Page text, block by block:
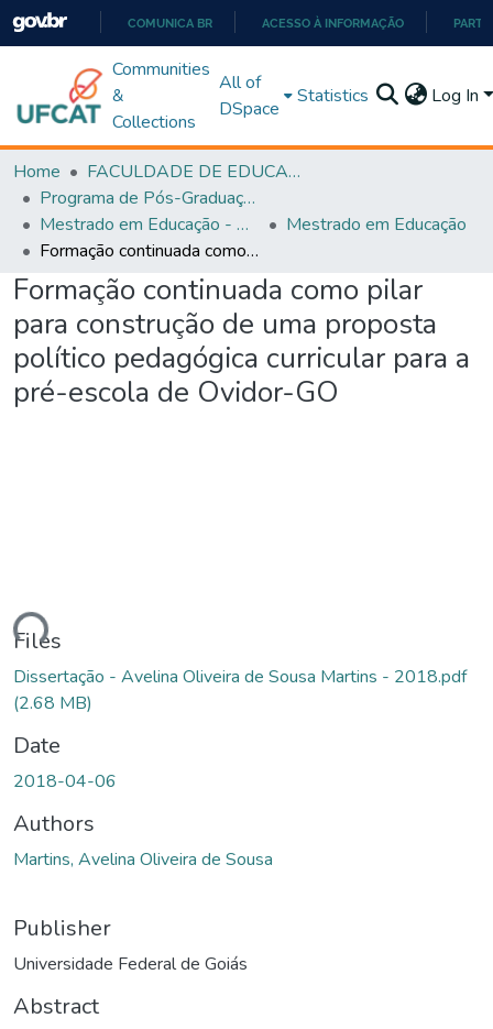
PARA
O
COMUNICA BR ACESSO À INFORMAÇÃO
Communities
&
Collections
All of
DSpace
Statistics Log In
Home
FACULDADE DE EDUCAÇÃO
Programa de Pós-Graduação em Educação (PPGEDUC)
Mestrado em Educação - PPGEDUC
Mestrado em Educação
Formação continuada como pilar para construção de uma proposta político pedagógica curricular para a pré-escola de Ovidor-GO
Formação continuada como pilar
para construção de uma proposta
político pedagógica curricular para a
pré-escola de Ovidor-GO
Files
Dissertação - Avelina Oliveira de Sousa Martins - 2018.pdf
(2.68 MB)
Date
2018-04-06
Authors
Martins, Avelina Oliveira de Sousa
Publisher
Universidade Federal de Goiás
Abstract